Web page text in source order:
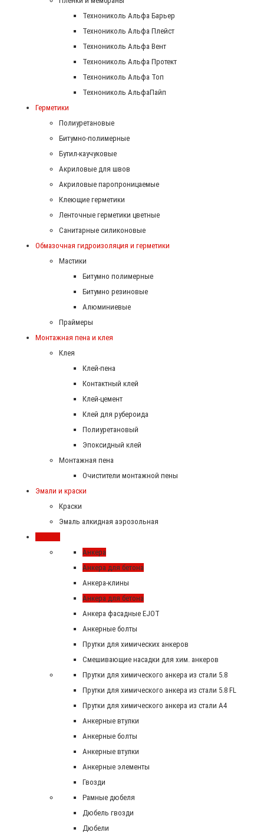
Технониколь Альфа Барьер
Технониколь Альфа Плейст
Технониколь Альфа Вент
Технониколь Альфа Протект
Технониколь Альфа Топ
Технониколь АльфаПайп
Герметики
Полиуретановые
Битумно-полимерные
Бутил-каучуковые
Акриловые для швов
Акриловые паропроницаемые
Клеющие герметики
Ленточные герметики цветные
Санитарные силиконовые
Обмазочная гидроизоляция и герметики
Мастики
Битумно полимерные
Битумно резиновые
Алюминиевые
Праймеры
Монтажная пена и клея
Клея
Клей-пена
Контактный клей
Клей-цемент
Клей для рубероида
Полиуретановый
Эпоксидный клей
Монтажная пена
Очистители монтажной пены
Эмали и краски
Краски
Эмаль алкидная аэрозольная
Анкера
Анкера для бетона
Анкера-клины
Анкера для бетона
Анкера фасадные EJOT
Анкерные болты
Прутки для химических анкеров
Смешивающие насадки для хим. анкеров
Прутки для химического анкера из стали 5.8
Прутки для химического анкера из стали 5.8 FL
Прутки для химического анкера из стали А4
Анкерные втулки
Анкерные болты
Анкерные втулки
Анкерные элементы
Гвозди
Рамные дюбеля
Дюбель гвозди
Дюбели